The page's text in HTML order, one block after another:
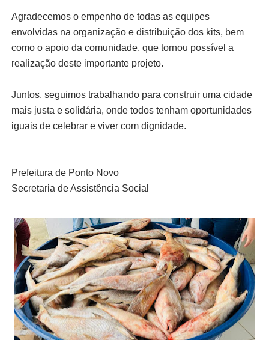
Agradecemos o empenho de todas as equipes
envolvidas na organização e distribuição dos kits, bem
como o apoio da comunidade, que tornou possível a
realização deste importante projeto.
Juntos, seguimos trabalhando para construir uma cidade
mais justa e solidária, onde todos tenham oportunidades
iguais de celebrar e viver com dignidade.
Prefeitura de Ponto Novo
Secretaria de Assistência Social